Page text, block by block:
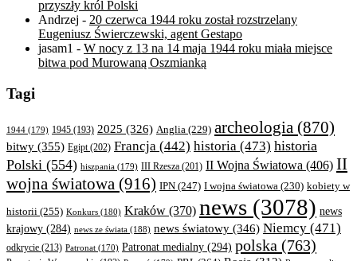
przyszły król Polski
Andrzej - 20 czerwca 1944 roku został rozstrzelany
Eugeniusz Świerczewski, agent Gestapo
jasam1 - W nocy z 13 na 14 maja 1944 roku miała miejsce
bitwa pod Murowaną Oszmianką
Tagi
1944 (179) 1945 (193) 2025 (326) Anglia (229) archeologia (870)
bitwy (355) Egipt(202) Francja (442) historia (473) historia
Polski (554) hiszpania (179) III Rzesza (201) II Wojna Światowa (406) II
wojna światowa (916) IPN (247) I wojna światowa (230) kobiety w
historii (255) Konkurs (180) Kraków (370) news (3078) news
krajowy (284) news ze świata (188) news światowy (346) Niemcy (471)
odkrycie (213) Patronat (170) Patronat medialny (294) polska (763)